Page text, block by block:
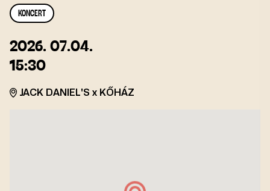
KONCERT
2026. 07.04.
15:30
JACK DANIEL'S x KŐHÁZ